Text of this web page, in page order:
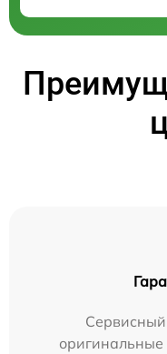
Сервисный
оригинальные